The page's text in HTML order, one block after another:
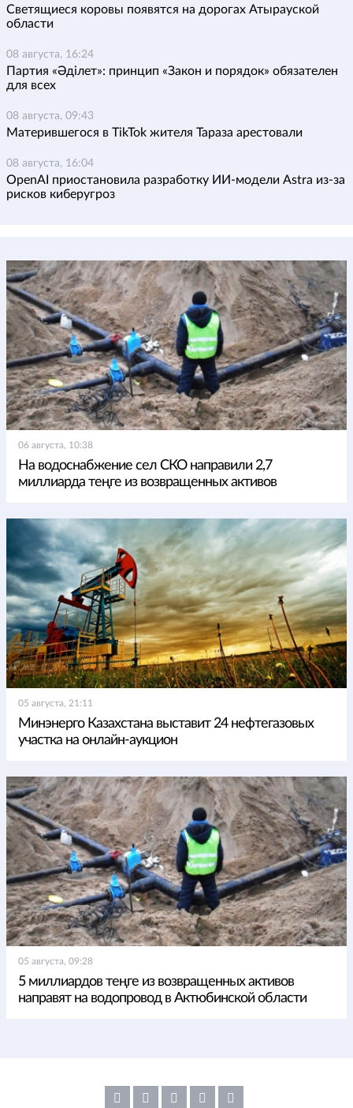
Светящиеся коровы появятся на дорогах Атырауской
области
08 августа, 16:24
Партия «Әділет»: принцип «Закон и порядок» обязателен
для всех
08 августа, 09:43
Матерившегося в TikTok жителя Тараза арестовали
08 августа, 16:04
OpenAI приостановила разработку ИИ-модели Astra из-за
рисков киберугроз
06 августа, 10:38
На водоснабжение сел СКО направили 2,7
миллиарда теңге из возвращенных активов
05 августа, 21:11
Минэнерго Казахстана выставит 24 нефтегазовых
участка на онлайн-аукцион
05 августа, 09:28
5 миллиардов теңге из возвращенных активов
направят на водопровод в Актюбинской области